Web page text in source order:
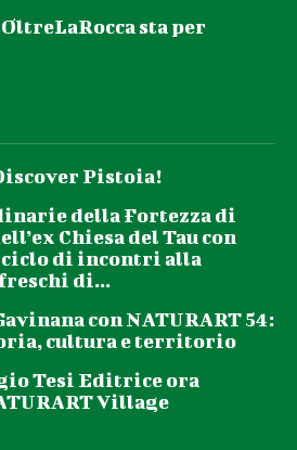
sta per
Pistoia!
della Fortezza di
Chiesa del Tau con
ciclo di incontri alla
di...
con NATURART 54:
cultura e territorio
Tesi Editrice ora
Village